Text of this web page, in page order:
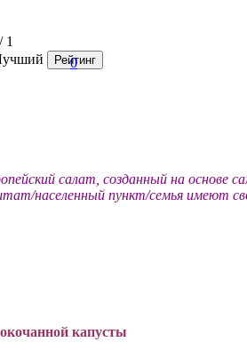
/ 1
0
салат, созданный на
населенный пункт/семья имеют
капусты